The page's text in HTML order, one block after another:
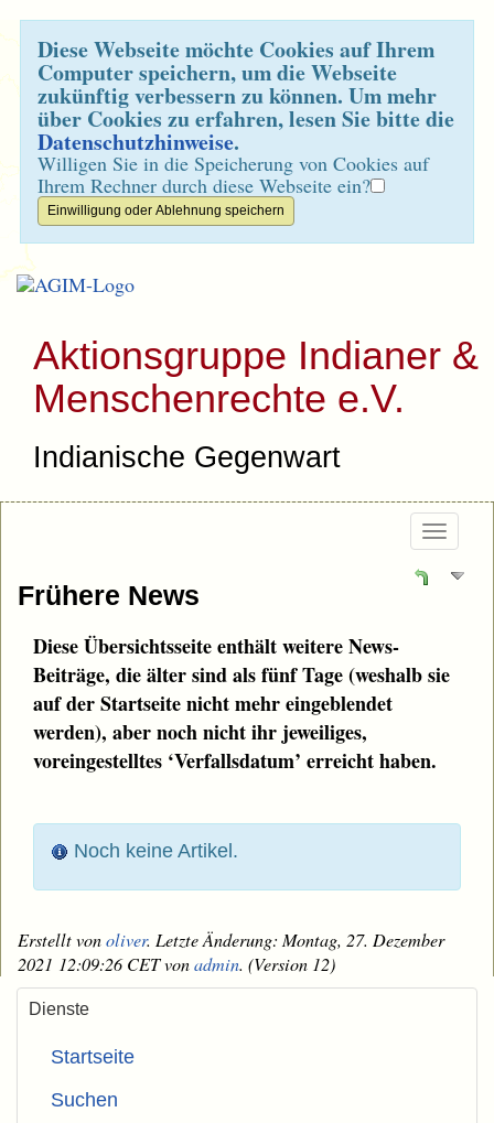
Diese Webseite möchte Cookies auf Ihrem
Computer speichern, um die Webseite
zukünftig verbessern zu können. Um mehr
über Cookies zu erfahren, lesen Sie bitte die
Datenschutzhinweise.
Willigen Sie in die Speicherung von Cookies auf
Ihrem Rechner durch diese Webseite ein?
Aktionsgruppe Indianer &
Menschenrechte e.V.
Indianische Gegenwart
Frühere News
Diese Übersichtsseite enthält weitere News-
Beiträge, die älter sind als fünf Tage (weshalb sie
auf der Startseite nicht mehr eingeblendet
werden), aber noch nicht ihr jeweiliges,
voreingestelltes ‘Verfallsdatum’ erreicht haben.
Noch keine Artikel.
Erstellt vonoliver. Letzte Änderung: Montag, 27. Dezember
2021 12:09:26 CET vonadmin. (Version 12)
Dienste
Startseite
Suchen